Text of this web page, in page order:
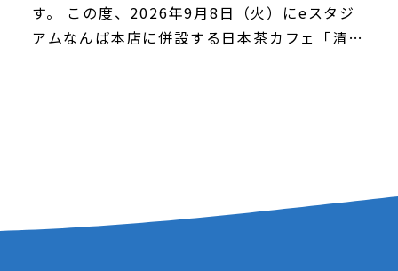
す。 この度、2026年9月8日（火）にeスタジ
アムなんば本店に併設する日本茶カフェ「清遊